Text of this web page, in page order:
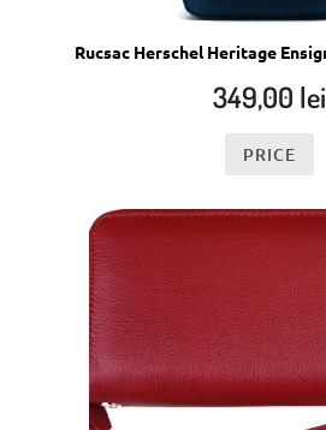
Rucsac Herschel Heritage
349,00 lei
PRICE